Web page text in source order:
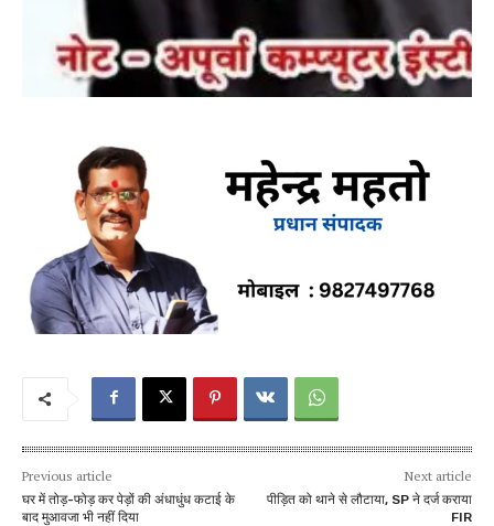
Previous article
घर में तोड़-फोड़ कर पेड़ों की अंधाधुंध कटाई के
बाद मुआवजा भी नहीं दिया
Next article
पीड़ित को थाने से लौटाया, SP ने दर्ज कराया
FIR